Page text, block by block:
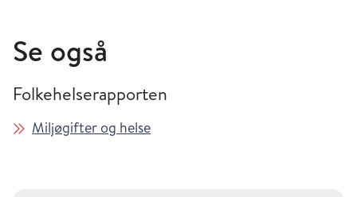
Se også
Folkehelserapporten
Miljøgifter og helse